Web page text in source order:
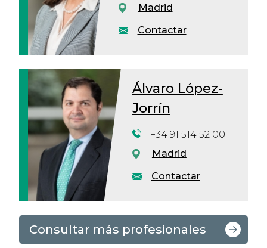
Contactar
Madrid
Álvaro López-
Jorrín
Contactar
+34 91 514 52 00
Madrid
Consultar más profesionales